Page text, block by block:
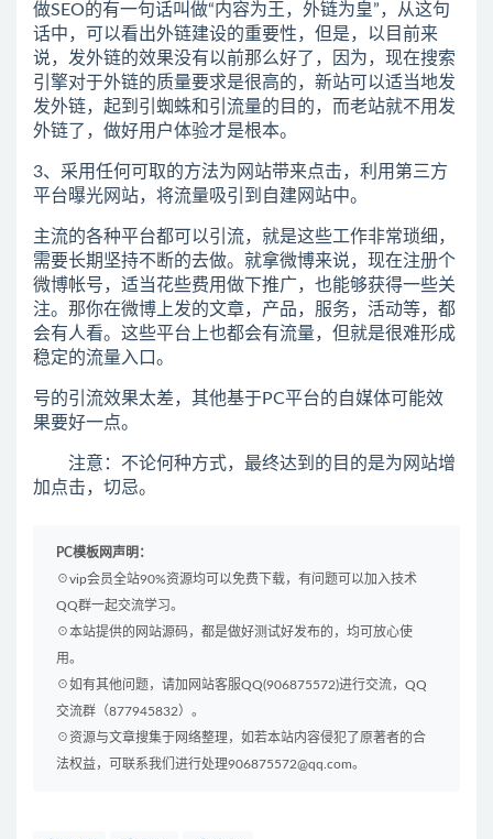
做SEO的有一句话叫做“内容为王，外链为皇”，从这句
话中，可以看出外链建设的重要性，但是，以目前来
说，发外链的效果没有以前那么好了，因为，现在搜索
引擎对于外链的质量要求是很高的，新站可以适当地发
发外链，起到引蜘蛛和引流量的目的，而老站就不用发
外链了，做好用户体验才是根本。
3、采用任何可取的方法为网站带来点击，利用第三方
平台曝光网站，将流量吸引到自建网站中。
主流的各种平台都可以引流，就是这些工作非常琐细，
需要长期坚持不断的去做。就拿微博来说，现在注册个
微博帐号，适当花些费用做下推广，也能够获得一些关
注。那你在微博上发的文章，产品，服务，活动等，都
会有人看。这些平台上也都会有流量，但就是很难形成
稳定的流量入口。
号的引流效果太差，其他基于PC平台的自媒体可能效
果要好一点。
注意：不论何种方式，最终达到的目的是为网站增
加点击，切忌。
PC模板网声明：
☉vip会员全站90%资源均可以免费下载，有问题可以加入技术
QQ群一起交流学习。
☉本站提供的网站源码，都是做好测试好发布的，均可放心使
用。
☉如有其他问题，请加网站客服QQ(906875572)进行交流，QQ
交流群（877945832）。
☉资源与文章搜集于网络整理，如若本站内容侵犯了原著者的合
法权益，可联系我们进行处理906875572@qq.com。